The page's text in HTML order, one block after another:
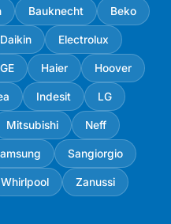
Bauknecht Beko
Daikin Electrolux
GE Haier Hoover
Indesit LG
Mitsubishi Neff
Sangiorgio
Whirlpool Zanussi